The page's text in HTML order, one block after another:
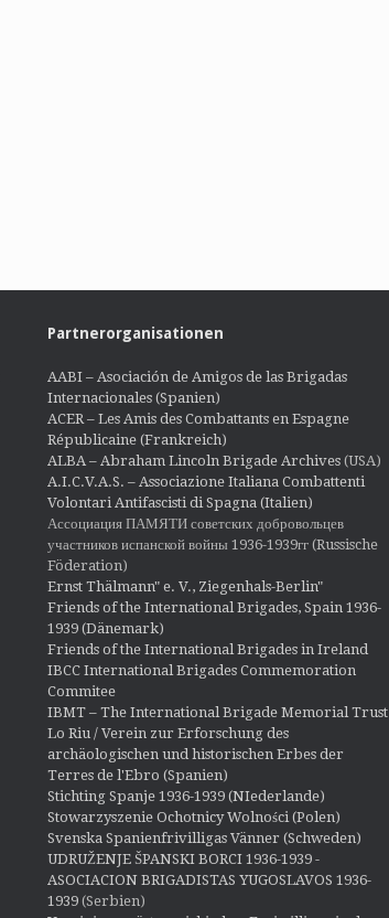
Partnerorganisationen
AABI – Asociación de Amigos de las Brigadas
Internacionales (Spanien)
ACER – Les Amis des Combattants en Espagne
Républicaine (Frankreich)
ALBA – Abraham Lincoln Brigade Archives(USA)
A.I.C.V.A.S. – Associazione Italiana Combattenti
Volontari Antifascisti di Spagna (Italien)
Ассоциация ПАМЯТИ советских добровольцев
участников испанской войны 1936-1939гг (Russische
Föderation)
Ernst Thälmann" e. V., Ziegenhals-Berlin"
Friends of the International Brigades, Spain 1936-
1939 (Dänemark)
Friends of the International Brigades in Ireland
IBCC International Brigades Commemoration
Commitee
IBMT – The International Brigade Memorial Trust
Lo Riu / Verein zur Erforschung des
archäologischen und historischen Erbes der
Terres de l'Ebro (Spanien)
Stichting Spanje 1936-1939 (NIederlande)
Stowarzyszenie Ochotnicy Wolności (Polen)
Svenska Spanienfrivilligas Vänner (Schweden)
UDRUŽENJE ŠPANSKI BORCI 1936-1939 -
ASOCIACION BRIGADISTAS YUGOSLAVOS 1936-
1939(Serbien)